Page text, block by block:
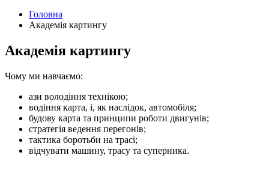
Головна
Академія картингу
Академія картингу
Чому ми навчаємо:
ази володіння технікою;
водіння карта, і, як наслідок, автомобіля;
будову карта та принципи роботи двигунів;
стратегія ведення перегонів;
тактика боротьби на трасі;
відчувати машину, трасу та суперника.